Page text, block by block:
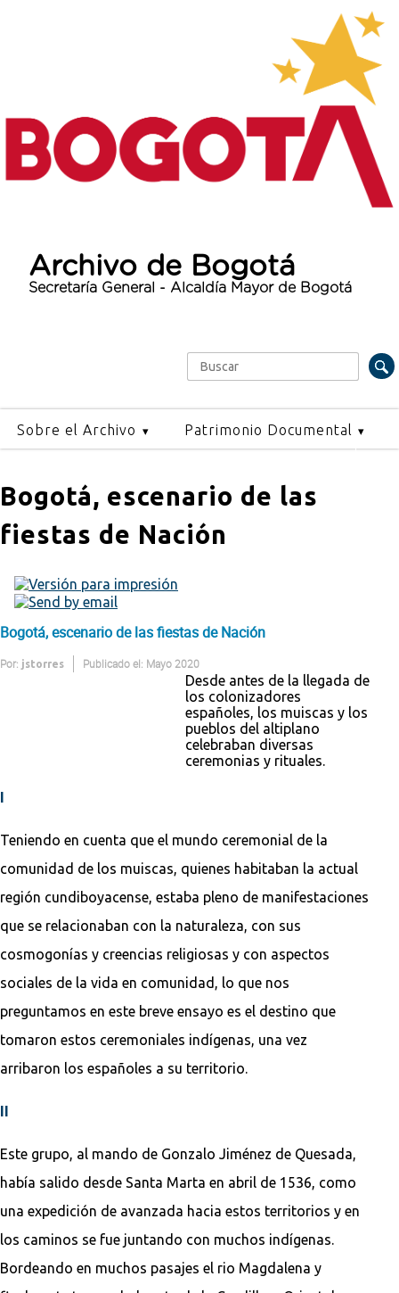
Archivo de Bogotá
Secretaría General - Alcaldía Mayor de Bogotá
Formulario de búsqueda
Buscar
Sobre el Archivo Patrimonio Documental
Bogotá, escenario de las
fiestas de Nación
Bogotá, escenario de las fiestas de Nación
Por: jstorres Publicado el: Mayo 2020
Desde antes de la llegada de
los colonizadores
españoles, los muiscas y los
pueblos del altiplano
celebraban diversas
ceremonias y rituales.
I
Teniendo en cuenta que el mundo ceremonial de la
comunidad de los muiscas, quienes habitaban la actual
región cundiboyacense, estaba pleno de manifestaciones
que se relacionaban con la naturaleza, con sus
cosmogonías y creencias religiosas y con aspectos
sociales de la vida en comunidad, lo que nos
preguntamos en este breve ensayo es el destino que
tomaron estos ceremoniales indígenas, una vez
arribaron los españoles a su territorio.
II
Este grupo, al mando de Gonzalo Jiménez de Quesada,
había salido desde Santa Marta en abril de 1536, como
una expedición de avanzada hacia estos territorios y en
los caminos se fue juntando con muchos indígenas.
Bordeando en muchos pasajes el rio Magdalena y